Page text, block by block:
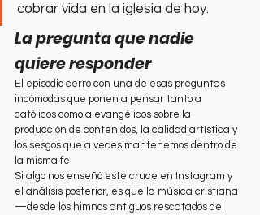
cobrar vida en la iglesia de hoy.
La pregunta que nadie
quiere responder
El episodio cerró con una de esas preguntas
incómodas que ponen a pensar tanto a
católicos como a evangélicos sobre la
producción de contenidos, la calidad artística y
los sesgos que a veces mantenemos dentro de
la misma fe.
Si algo nos enseñó este cruce en Instagram y
el análisis posterior, es que la música cristiana
—desde los himnos antiguos rescatados del